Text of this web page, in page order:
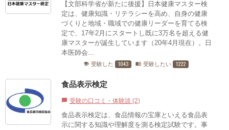
【文部科学省が新たに後援】日本健康マスター検
定は、健康知識・リテラシーを高め、自身の健康
づくりと地域・職域での健康リーダーを育てる検
定で、17年2月にスタートし既に3万名を超える健
康マスターが誕生しています（20年4月現在）。日
本医師会...
school 受験した 1043 menu_book 受験したい 1222
食品表示検定
chat_bubble 受験の口コミ・体験談 (2)
食品表示検定は、食品情報の宝庫といえる食品表
示に関する知識や理解度を測る検定試験です。事